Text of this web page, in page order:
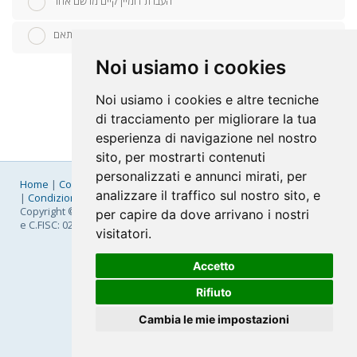
Noi usiamo i cookies
Noi usiamo i cookies e altre tecniche
di tracciamento per migliorare la tua
esperienza di navigazione nel nostro
sito, per mostrarti contenuti
personalizzati e annunci mirati, per
analizzare il traffico sul nostro sito, e
per capire da dove arrivano i nostri
visitatori.
Accetto
Rifiuto
Cambia le mie impostazioni
להשתמש בדומיין קיים ולעדכן את שרתי השמות בהתאם
Home | Company| Listino Prezzi|Pagamenti|SLA|Privacy
| Condizioni Generali|Fatturazione Elettronica|Mappa
Copyright © 2026 FastNom Planetel S.p.A. - Divisione .Cloud - P.IVA
e C.FISC: 02831630161